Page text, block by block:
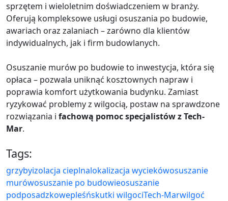
sprzętem i wieloletnim doświadczeniem w branży.
Oferują kompleksowe usługi osuszania po budowie,
awariach oraz zalaniach – zarówno dla klientów
indywidualnych, jak i firm budowlanych.
Osuszanie murów po budowie to inwestycja, która się
opłaca – pozwala uniknąć kosztownych napraw i
poprawia komfort użytkowania budynku. Zamiast
ryzykować problemy z wilgocią, postaw na sprawdzone
rozwiązania i fachową pomoc specjalistów z Tech-
Mar.
Tags:
grzybyizolacja cieplnalokalizacja wyciekówosuszanie
murówosuszanie po budowieosuszanie
podposadzkowepleśńskutki wilgociTech-Marwilgoć